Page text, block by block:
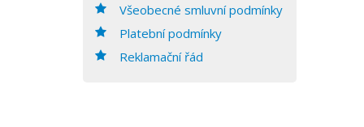
Všeobecné smluvní podmínky
Platební podmínky
Reklamační řád